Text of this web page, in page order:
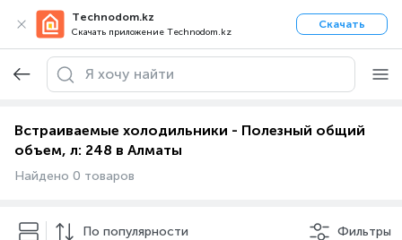
Technodom.kz
Скачать приложение Technodom.kz
Скачать
Встраиваемые холодильники - Полезный общий
объем, л: 248 в Алматы
Найдено 0 товаров
По популярности Фильтры